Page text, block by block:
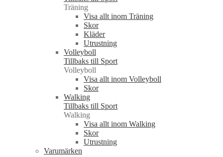
Träning
Visa allt inom Träning
Skor
Kläder
Utrustning
Volleyboll
Tillbaks till Sport
Volleyboll
Visa allt inom Volleyboll
Skor
Walking
Tillbaks till Sport
Walking
Visa allt inom Walking
Skor
Utrustning
Varumärken